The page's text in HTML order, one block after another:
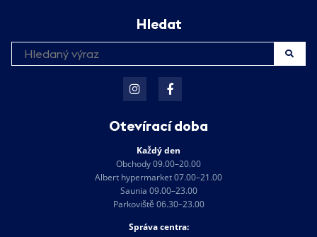
Hledat
Otevírací doba
Každý den
Obchody 09.00–20.00
Albert hypermarket 07.00–21.00
Saunia 09.00–23.00
Parkoviště 06.30–23.00
Správa centra: